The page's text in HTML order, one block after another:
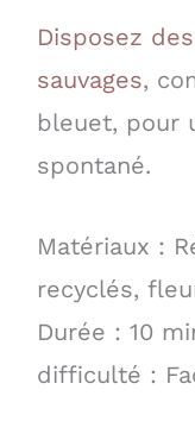
Disposez
sauvages,
bleuet, pour
spontané.
Matériaux :
recyclés,
Durée : 10
difficulté :